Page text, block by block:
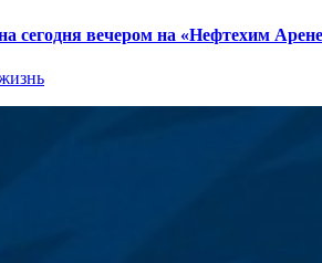
сегодня вечером на «Нефтехим